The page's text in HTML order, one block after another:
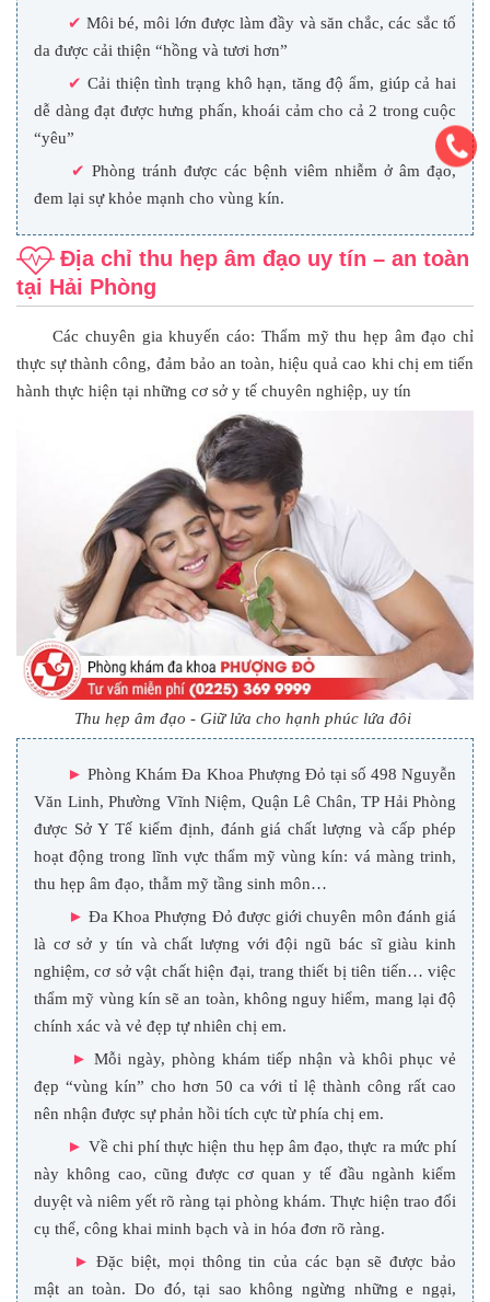
✔ Môi bé, môi lớn được làm đầy và săn chắc, các sắc tố
da được cải thiện “hồng và tươi hơn”
✔ Cải thiện tình trạng khô hạn, tăng độ ẩm, giúp cả hai
dễ dàng đạt được hưng phấn, khoái cảm cho cả 2 trong cuộc
“yêu”
✔ Phòng tránh được các bệnh viêm nhiễm ở âm đạo,
đem lại sự khỏe mạnh cho vùng kín.
Địa chỉ thu hẹp âm đạo uy tín – an toàn
tại Hải Phòng
Các chuyên gia khuyến cáo: Thẩm mỹ thu hẹp âm đạo chỉ
thực sự thành công, đảm bảo an toàn, hiệu quả cao khi chị em tiến
hành thực hiện tại những cơ sở y tế chuyên nghiệp, uy tín
Thu hẹp âm đạo - Giữ lửa cho hạnh phúc lứa đôi
► Phòng Khám Đa Khoa Phượng Đỏ tại số 498 Nguyễn
Văn Linh, Phường Vĩnh Niệm, Quận Lê Chân, TP Hải Phòng
được Sở Y Tế kiểm định, đánh giá chất lượng và cấp phép
hoạt động trong lĩnh vực thẩm mỹ vùng kín: vá màng trinh,
thu hẹp âm đạo, thẫm mỹ tầng sinh môn…
► Đa Khoa Phượng Đỏ được giới chuyên môn đánh giá
là cơ sở y tín và chất lượng với đội ngũ bác sĩ giàu kinh
nghiệm, cơ sở vật chất hiện đại, trang thiết bị tiên tiến… việc
thẩm mỹ vùng kín sẽ an toàn, không nguy hiểm, mang lại độ
chính xác và vẻ đẹp tự nhiên chị em.
► Mỗi ngày, phòng khám tiếp nhận và khôi phục vẻ
đẹp “vùng kín” cho hơn 50 ca với tỉ lệ thành công rất cao
nên nhận được sự phản hồi tích cực từ phía chị em.
► Về chi phí thực hiện thu hẹp âm đạo, thực ra mức phí
này không cao, cũng được cơ quan y tế đầu ngành kiểm
duyệt và niêm yết rõ ràng tại phòng khám. Thực hiện trao đổi
cụ thể, công khai minh bạch và in hóa đơn rõ ràng.
► Đặc biệt, mọi thông tin của các bạn sẽ được bảo
mật an toàn. Do đó, tại sao không ngừng những e ngại,